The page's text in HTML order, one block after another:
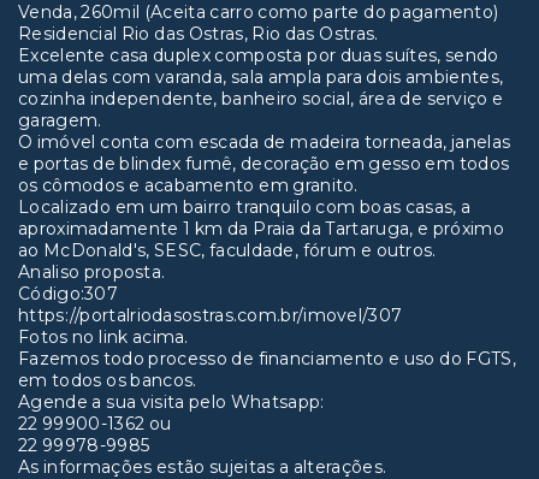
Venda, 260mil (Aceita carro como parte do pagamento)
Residencial Rio das Ostras, Rio das Ostras.
Excelente casa duplex composta por duas suítes, sendo
uma delas com varanda, sala ampla para dois ambientes,
cozinha independente, banheiro social, área de serviço e
garagem.
O imóvel conta com escada de madeira torneada, janelas
e portas de blindex fumê, decoração em gesso em todos
os cômodos e acabamento em granito.
Localizado em um bairro tranquilo com boas casas, a
aproximadamente 1 km da Praia da Tartaruga, e próximo
ao McDonald's, SESC, faculdade, fórum e outros.
Analiso proposta.
Código:307
https://portalriodasostras.com.br/imovel/307
Fotos no link acima.
Fazemos todo processo de financiamento e uso do FGTS,
em todos os bancos.
Agende a sua visita pelo Whatsapp:
22 99900-1362 ou
22 99978-9985
As informações estão sujeitas a alterações.